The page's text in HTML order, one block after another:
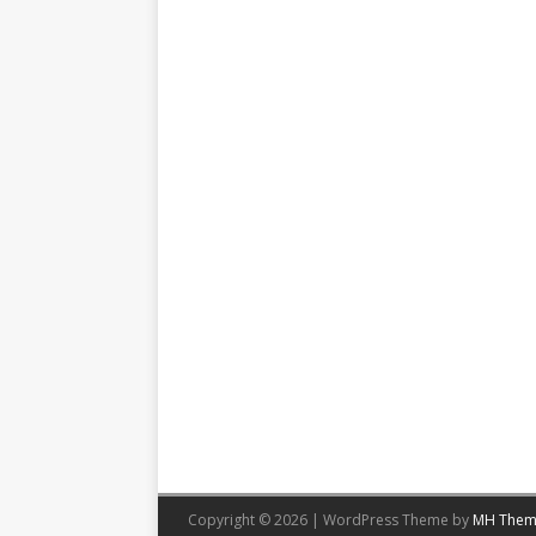
Copyright © 2026 | WordPress Theme by MH